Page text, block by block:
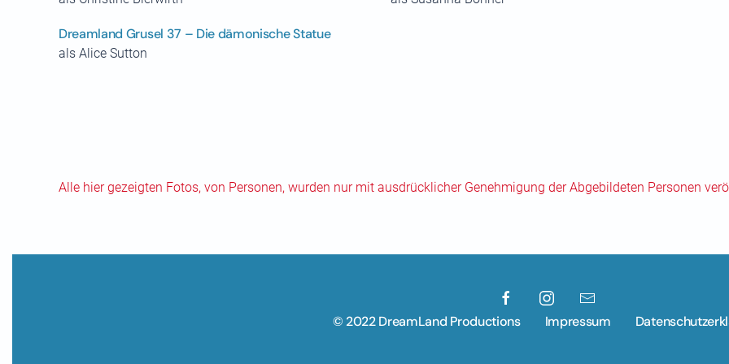
Dreamland Grusel 37 – Die dämonische Statue
als Alice Sutton
Alle hier gezeigten Fotos, von Personen, wurden nur mit ausdrücklicher Genehmigung der Abgebildeten Personen
© 2022 DreamLand Productions Impressum